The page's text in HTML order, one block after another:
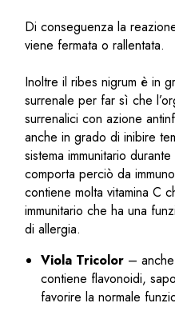
Di conseguenza la
viene fermata o rallentata.
Inoltre il ribes nigrum è in
surrenale per far sì che
surrenalici con azione
anche in grado di inibire
sistema immunitario
comporta perciò da
contiene molta vitamina C
immunitario che ha una
di allergia.
Viola Tricolor –
contiene flavonoidi,
favorire la normale